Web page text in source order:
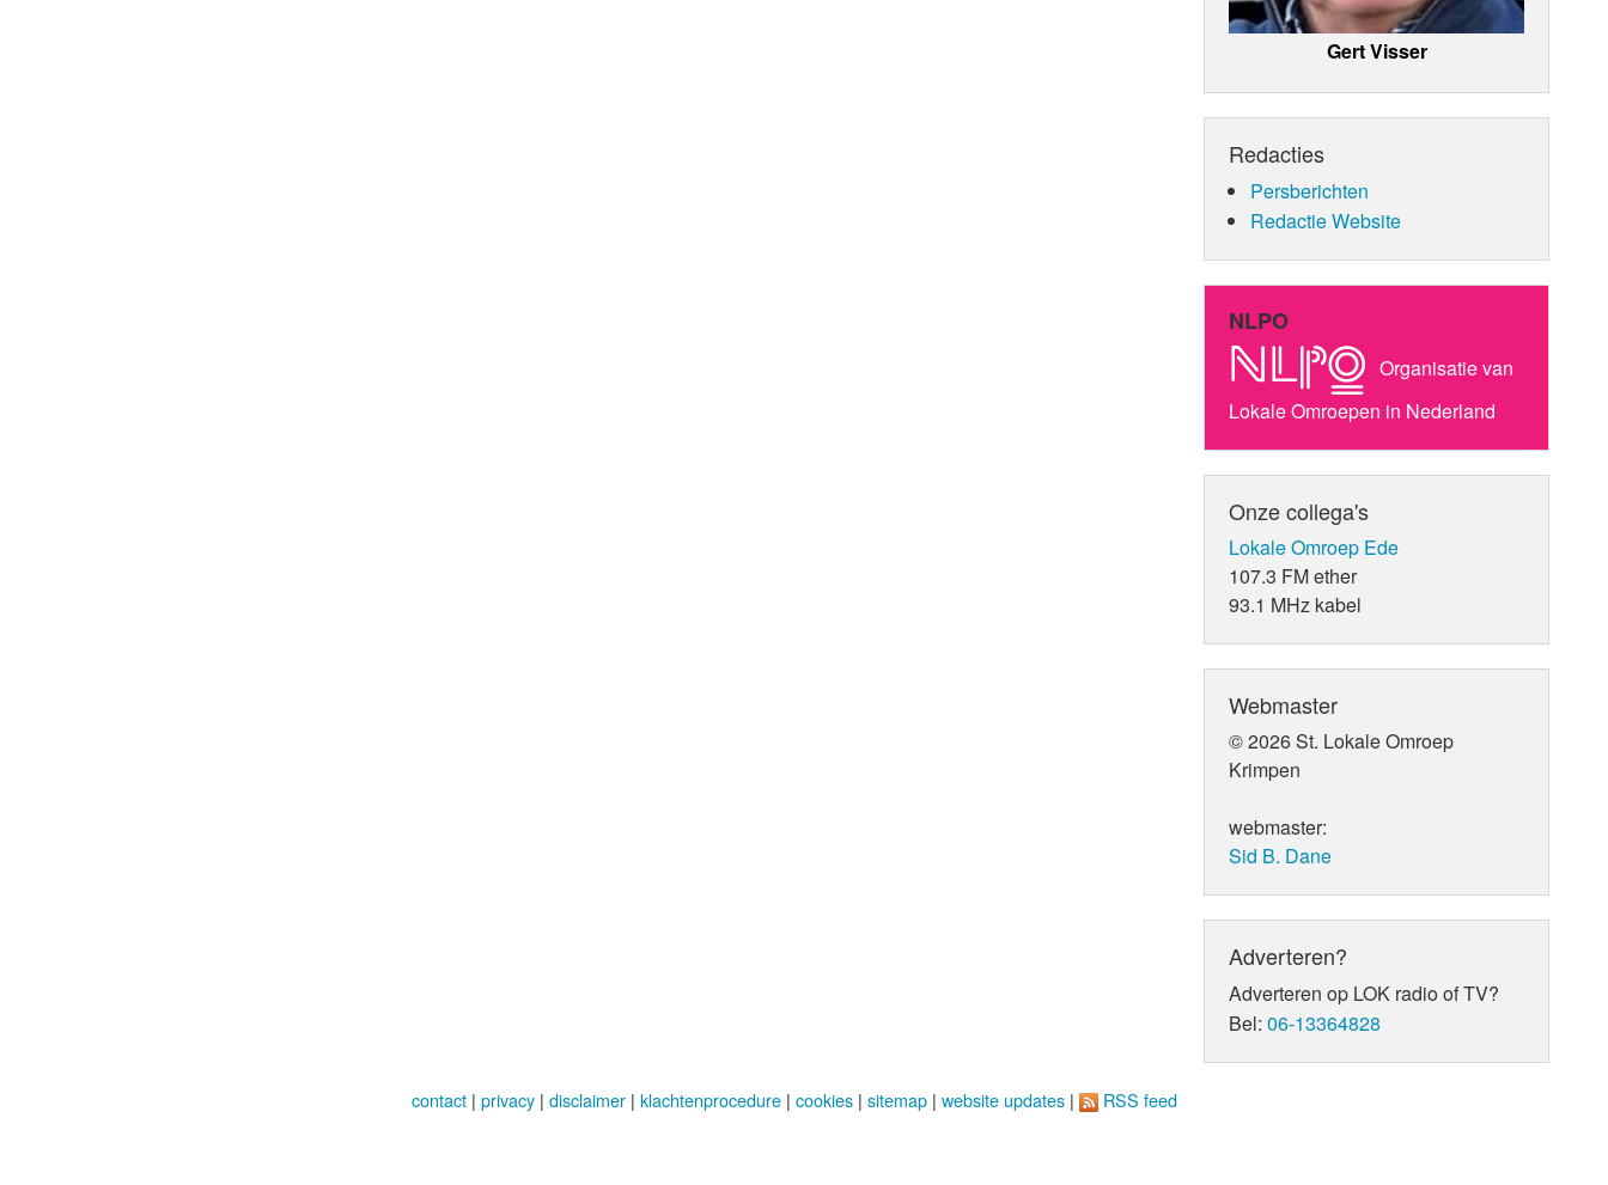
Gert Visser
Redacties
Persberichten
Redactie Website
NLPO
Organisatie van
Lokale Omroepen in Nederland
Onze collega's
Lokale Omroep Ede
107.3 FM ether
93.1 MHz kabel
Webmaster
© 2026 St. Lokale Omroep
Krimpen
webmaster:
Sid B. Dane
Adverteren?
Adverteren op LOK radio of TV?
Bel:06-13364828
contact |privacy |disclaimer |klachtenprocedure |cookies |sitemap |website updates | RSS feed